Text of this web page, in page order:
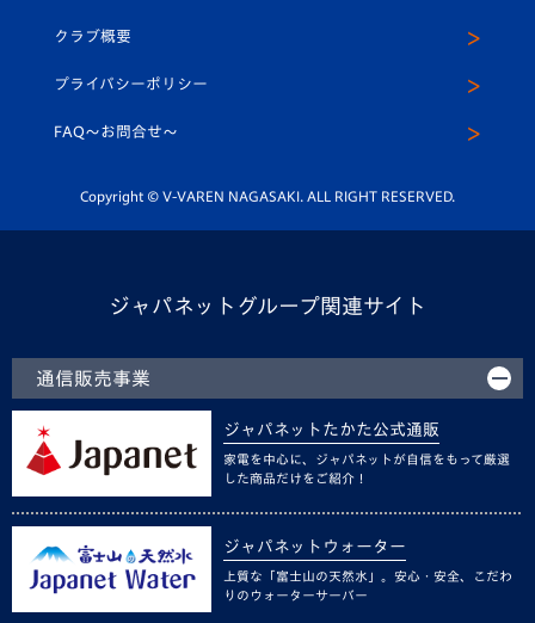
平和祈念活動
ホームタウン活動
スクール
ヴィヴィくんインスタグラム
公式LINE＠
クラブ概要
プライバシーポリシー
FAQ〜お問合せ〜
Copyright © V-VAREN NAGASAKI. ALL RIGHT RESERVED.
ジャパネットグループ関連サイト
通信販売事業
ジャパネットたかた公式通販
家電を中心に、ジャパネットが自信をもって厳選
した商品だけをご紹介！
ジャパネットウォーター
上質な「富士山の天然水」。安心・安全、こだわ
りのウォーターサーバー